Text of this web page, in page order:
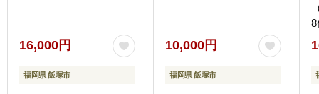
16,000円
福岡県 飯塚市
10,000円
福岡県 飯塚市